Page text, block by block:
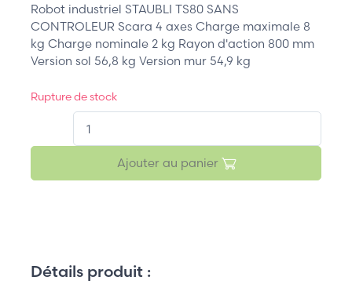
Robot industriel STAUBLI TS80 SANS
CONTROLEUR Scara 4 axes Charge maximale 8
kg Charge nominale 2 kg Rayon d'action 800 mm
Version sol 56,8 kg Version mur 54,9 kg
Rupture de stock
Ajouter au panier
Détails produit :